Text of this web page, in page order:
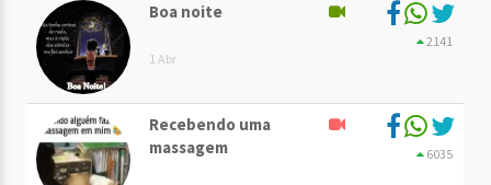
Boa noite
1 Abr
2141
Recebendo uma
massagem
6035